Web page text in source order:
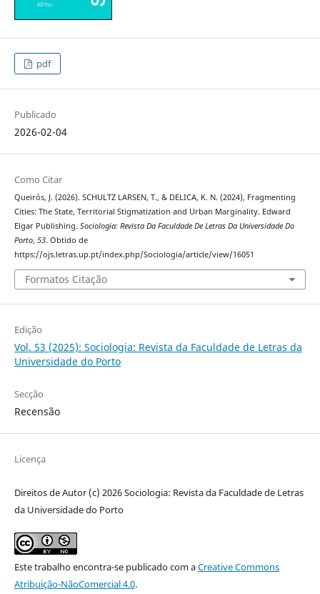
pdf
Publicado
2026-02-04
Como Citar
Queirós, J. (2026). SCHULTZ LARSEN, T., & DELICA, K. N. (2024), Fragmenting
Cities: The State, Territorial Stigmatization and Urban Marginality. Edward
Elgar Publishing. Sociologia: Revista Da Faculdade De Letras Da Universidade Do
Porto, 53. Obtido de
https://ojs.letras.up.pt/index.php/Sociologia/article/view/16051
Formatos Citação
Edição
Vol. 53 (2025): Sociologia: Revista da Faculdade de Letras da
Universidade do Porto
Secção
Recensão
Licença
Direitos de Autor (c) 2026 Sociologia: Revista da Faculdade de Letras
da Universidade do Porto
Este trabalho encontra-se publicado com aCreative Commons
Atribuição-NãoComercial 4.0.